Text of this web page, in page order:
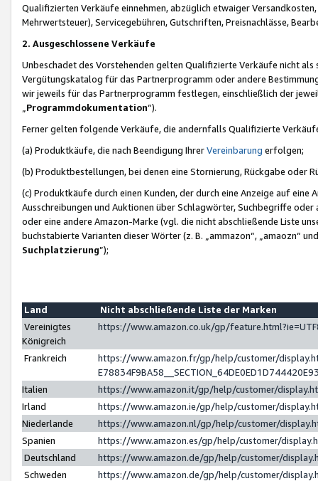
Qualifizierten Verkäufe einnehmen, abzüglich etwaiger
Mehrwertsteuer), Servicegebühren, Gutschriften, Preisnachlässe,
2. Ausgeschlossene Verkäufe
Unbeschadet des Vorstehenden gelten Qualifizierte Verkäufe nicht
Vergütungskatalog für das Partnerprogramm oder andere
wir jeweils für das Partnerprogramm festlegen, einschließlich der
Programmdokumentation“).
Ferner gelten folgende Verkäufe, die andernfalls Qualifizierte
(a) Produktkäufe, die nach Beendigung IhrerVereinbarung erfolgen;
(b) Produktbestellungen, bei denen eine Stornierung, Rückgabe oder
(c) Produktkäufe durch einen Kunden, der durch eine Anzeige auf
Ausschreibungen und Auktionen über Schlagwörter, Suchbegriffe
oder eine andere Amazon-Marke (vgl. die nicht abschließende Liste
buchstabierte Varianten dieser Wörter (z. B. „ammazon“, „amaozn“
Suchplatzierung”);
Land
Nicht abschließende Liste der Marken
Vereinigtes
Königreich
https://www.amazon.co.uk/gp/
Frankreich
https://www.amazon.fr/gp/help/customer/
Italien
https://www.amazon.it/gp/help/customer/
Irland
https://www.amazon.ie/gp/help/customer/
Niederlande
https://www.amazon.nl/gp/help/customer/
Spanien
https://www.amazon.es/gp/help/customer/
Deutschland
https://www.amazon.de/gp/help/customer/
Schweden
https://www.amazon.de/gp/help/customer/